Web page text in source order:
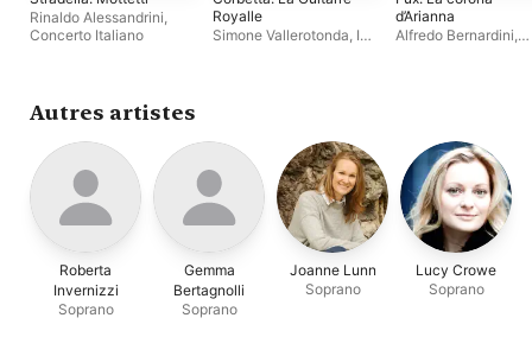
Rinaldo Alessandrini,
Concerto Italiano
Royalle
Simone Vallerotonda, I
d’Arianna
Alfredo Bernardini,
Autres artistes
Roberta
Invernizzi
Soprano
Gemma
Bertagnolli
Soprano
Joanne Lunn
Soprano
Lucy Crowe
Soprano